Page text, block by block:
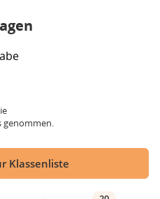
genommen.
Klassenliste